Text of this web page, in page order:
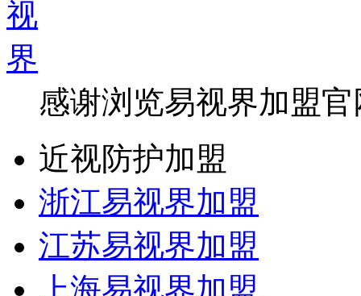
感谢浏览易视界加盟官
近视防护加盟
浙江易视界加盟
江苏易视界加盟